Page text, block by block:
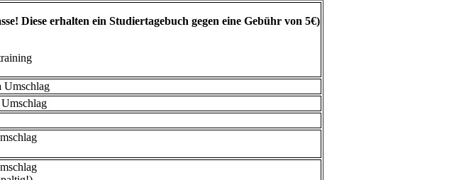
Diese erhalten ein Studiertagebuch gegen eine Gebühr von 5€)
Umschlag